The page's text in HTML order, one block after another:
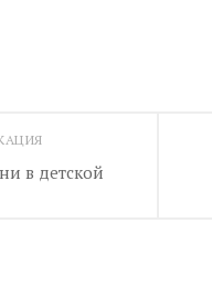
в детской